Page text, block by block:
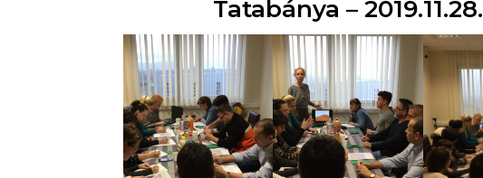
Tatabánya – 2019.11.28.